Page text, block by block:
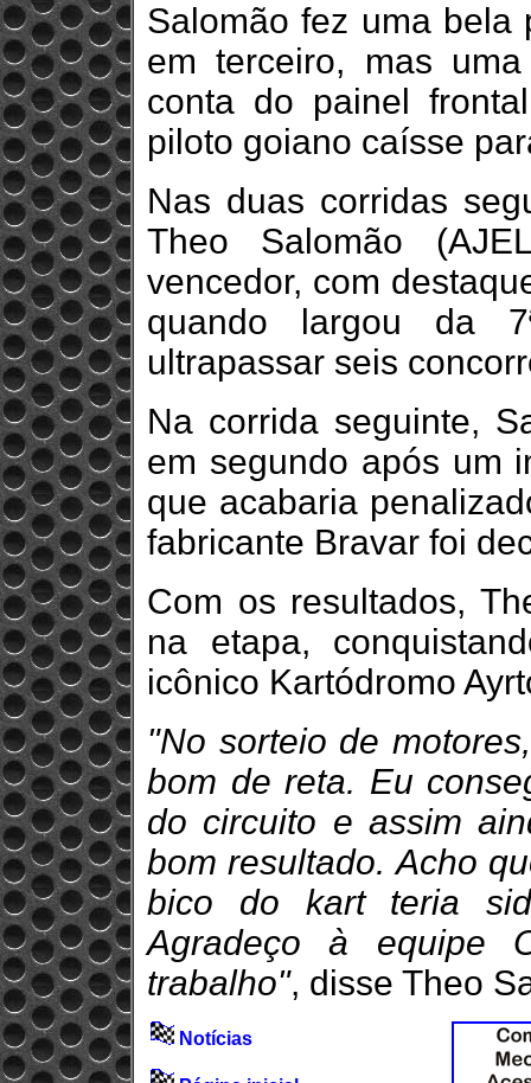
Salomão fez uma bela
em terceiro, mas
conta do painel
piloto goiano caísse
Nas duas corridas
Theo Salomão
vencedor, com
quando largou da
ultrapassar seis
Na corrida seguinte,
em segundo após um
que acabaria
fabricante Bravar foi
Com os resultados,
na etapa,
icônico Kartódromo
"No sorteio de
bom de reta. Eu
do circuito e assim
bom resultado. Acho
bico do kart teria
Agradeço à equipe
trabalho", disse Theo
Notícias